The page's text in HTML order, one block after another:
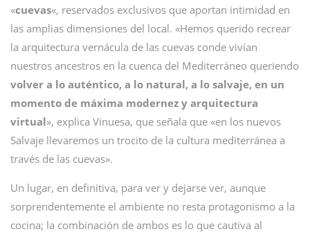
«cuevas«, reservados exclusivos que aportan intimidad en
las amplias dimensiones del local. «Hemos querido recrear
la arquitectura vernácula de las cuevas conde vivían
nuestros ancestros en la cuenca del Mediterráneo queriendo
volver a lo auténtico, a lo natural, a lo salvaje, en un
momento de máxima modernez y arquitectura
virtual», explica Vinuesa, que señala que «en los nuevos
Salvaje llevaremos un trocito de la cultura mediterránea a
través de las cuevas».
Un lugar, en definitiva, para ver y dejarse ver, aunque
sorprendentemente el ambiente no resta protagonismo a la
cocina; la combinación de ambos es lo que cautiva al